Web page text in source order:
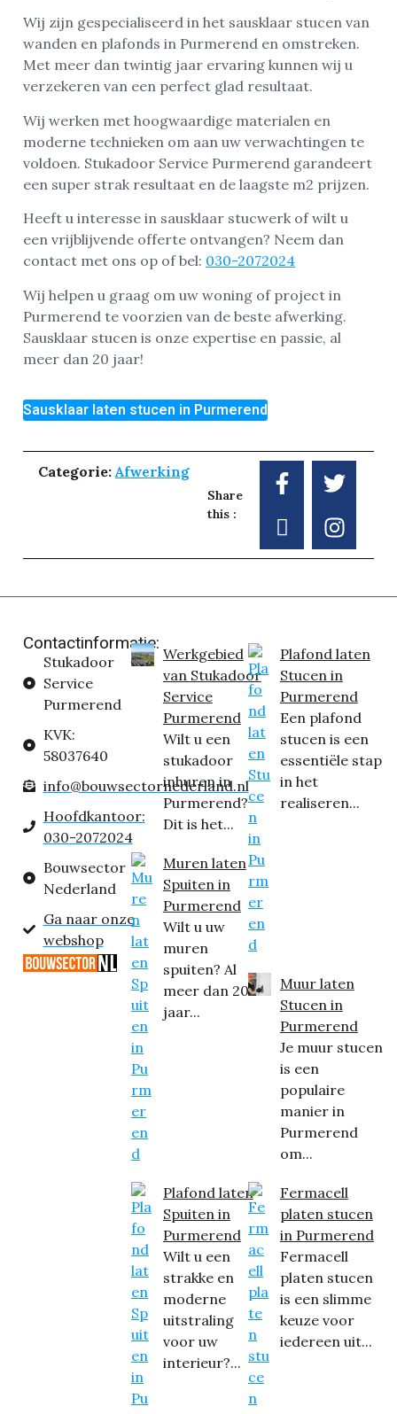
Wij zijn gespecialiseerd in het sausklaar stucen van
wanden en plafonds in Purmerend en omstreken.
Met meer dan twintig jaar ervaring kunnen wij u
verzekeren van een perfect glad resultaat.
Wij werken met hoogwaardige materialen en
moderne technieken om aan uw verwachtingen te
voldoen. Stukadoor Service Purmerend garandeert
een super strak resultaat en de laagste m2 prijzen.
Heeft u interesse in sausklaar stucwerk of wilt u
een vrijblijvende offerte ontvangen? Neem dan
contact met ons op of bel: 030-2072024
Wij helpen u graag om uw woning of project in
Purmerend te voorzien van de beste afwerking.
Sausklaar stucen is onze expertise en passie, al
meer dan 20 jaar!
Sausklaar laten stucen in Purmerend
Categorie:Afwerking
Share
this :
Contactinformatie:
Stukadoor
Service
Purmerend
KVK:
58037640
info@bouwsectornederland.nl
Hoofdkantoor:
030-2072024
Bouwsector
Nederland
Ga naar onze
webshop
Werkgebied
van Stukadoor
Service
Purmerend
Wilt u een
stukadoor
inhuren in
Purmerend?
Dit is het...
Muren laten
Spuiten in
Purmerend
Wilt u uw
muren
spuiten? Al
meer dan 20
jaar...
Plafond laten
Spuiten in
Purmerend
Wilt u een
strakke en
moderne
uitstraling
voor uw
interieur?...
Plafond laten
Stucen in
Purmerend
Een plafond
stucen is een
essentiële stap
in het
realiseren...
Muur laten
Stucen in
Purmerend
Je muur stucen
is een
populaire
manier in
Purmerend
om...
Fermacell
platen stucen
in Purmerend
Fermacell
platen stucen
is een slimme
keuze voor
iedereen uit...